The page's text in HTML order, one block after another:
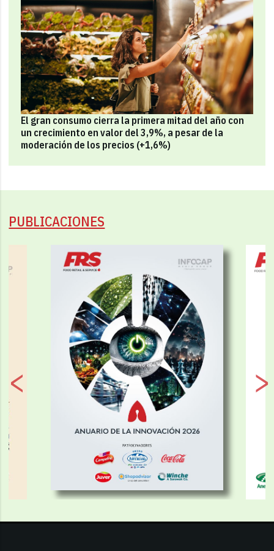
El gran consumo cierra la primera mitad del año con
un crecimiento en valor del 3,9%, a pesar de la
moderación de los precios (+1,6%)
PUBLICACIONES